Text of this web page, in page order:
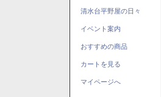
清水台平野屋の日々
イベント案内
おすすめの商品
カートを見る
マイページへ